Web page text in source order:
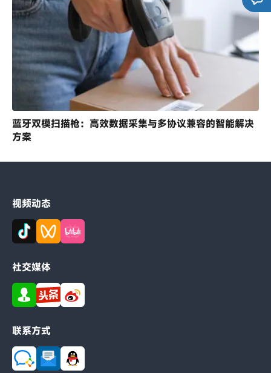
蓝牙双模扫描枪：高效数据采集与多协议兼容的智能解决
方案
视频动态
社交媒体
联系方式